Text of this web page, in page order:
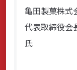
亀田製菓株式
代表取締役会
氏